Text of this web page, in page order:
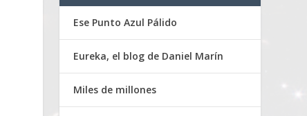
Ese Punto Azul Pálido
Eureka, el blog de Daniel Marín
Miles de millones